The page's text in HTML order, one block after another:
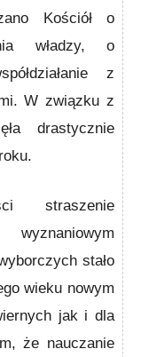
Kościół o
władzy, o
z
W związku z
drastycznie
straszenie
stało
wieku nowym
jak i dla
że nauczanie